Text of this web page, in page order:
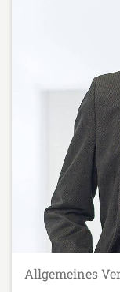
Allgemeines